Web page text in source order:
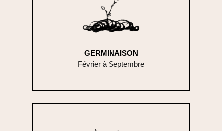
GERMINAISON
Février à Septembre